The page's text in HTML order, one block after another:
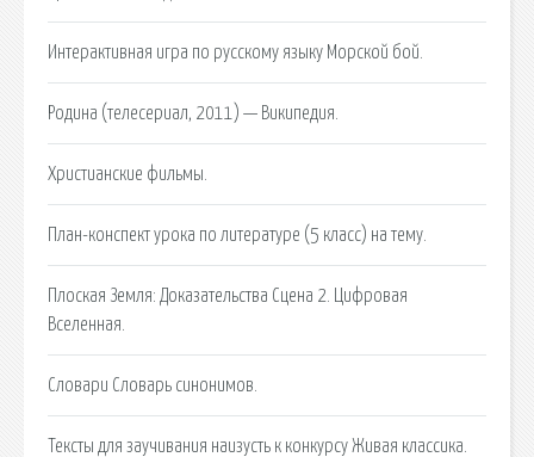
Интерактивная игра по русскому языку Морской бой.
Родина (телесериал, 2011) — Википедия.
Христианские фильмы.
План-конспект урока по литературе (5 класс) на тему.
Плоская Земля: Доказательства Сцена 2. Цифровая
Вселенная.
Словари Словарь синонимов.
Тексты для заучивания наизусть к конкурсу Живая классика.